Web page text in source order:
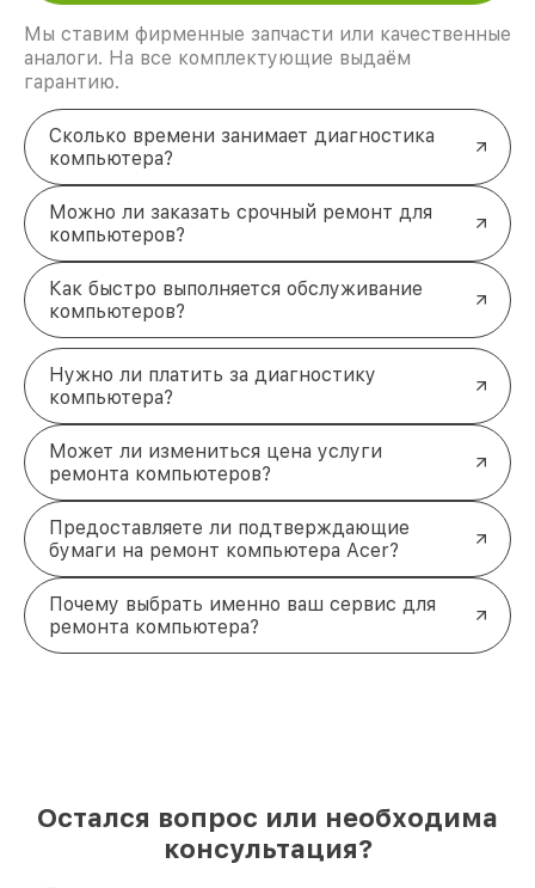
Мы ставим фирменные запчасти или качественные
аналоги. На все комплектующие выдаём
гарантию.
Сколько времени занимает диагностика
компьютера?
Можно ли заказать срочный ремонт для
компьютеров?
Как быстро выполняется обслуживание
компьютеров?
Нужно ли платить за диагностику
компьютера?
Может ли измениться цена услуги
ремонта компьютеров?
Предоставляете ли подтверждающие
бумаги на ремонт компьютера Acer?
Почему выбрать именно ваш сервис для
ремонта компьютера?
Остался вопрос или необходима
консультация?